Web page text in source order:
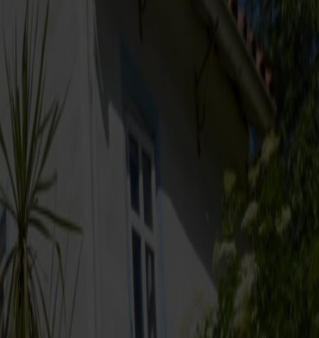
hyppige afgange – cirka hvert 20. minut (og ca. hvert 30.
eventyr går hånd i hånd. Når dagen går på hæld, tager I